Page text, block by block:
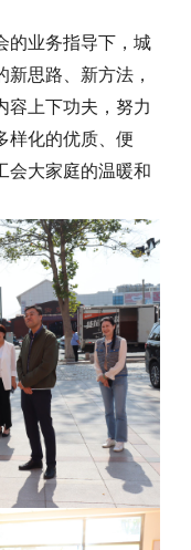
的业务指导下，城
思路、新方法，
容上下功夫，努力
样化的优质、便
会大家庭的温暖和